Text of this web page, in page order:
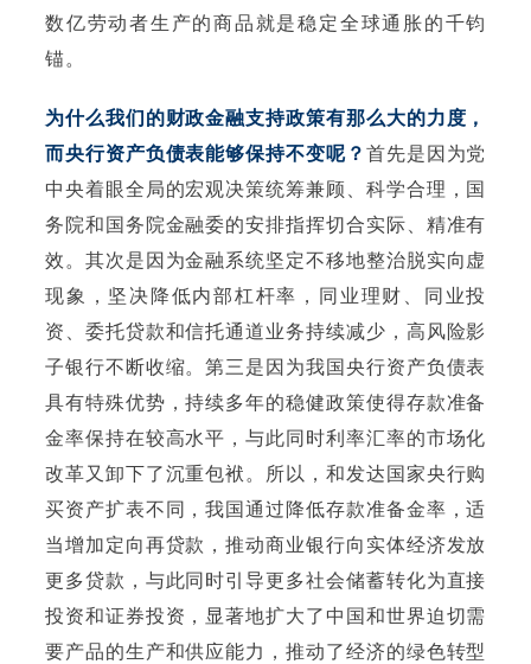
数亿劳动者生产的商品就是稳定全球通胀的千钧
锚。
为什么我们的财政金融支持政策有那么大的力度，
而央行资产负债表能够保持不变呢？ 首先是因为党
中央着眼全局的宏观决策统筹兼顾、科学合理，国
务院和国务院金融委的安排指挥切合实际、精准有
效。其次是因为金融系统坚定不移地整治脱实向虚
现象，坚决降低内部杠杆率，同业理财、同业投
资、委托贷款和信托通道业务持续减少，高风险影
子银行不断收缩。第三是因为我国央行资产负债表
具有特殊优势，持续多年的稳健政策使得存款准备
金率保持在较高水平，与此同时利率汇率的市场化
改革又卸下了沉重包袱。所以，和发达国家央行购
买资产扩表不同，我国通过降低存款准备金率，适
当增加定向再贷款，推动商业银行向实体经济发放
更多贷款，与此同时引导更多社会储蓄转化为直接
投资和证券投资，显著地扩大了中国和世界迫切需
要产品的生产和供应能力，推动了经济的绿色转型